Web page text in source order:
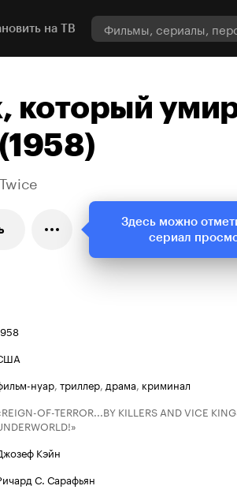
на ТВ
который
нуар, триллер, драма, криминал
OF-TERROR...BY KILLERS AND VICE
Кэйн
С. Сарафьян
Здесь можно
сериал